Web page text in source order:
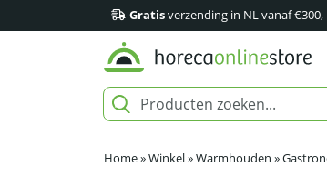
Gratisverzending in NL vanaf
Home»Winkel»Warmhouden »